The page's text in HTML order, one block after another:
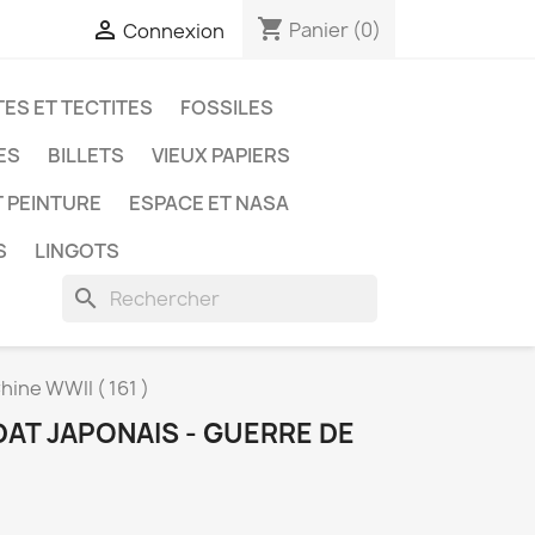
 Connexion shopping_cart Panier (0)
ET TECTITES
FOSSILES
BILLETS
VIEUX PAPIERS
PEINTURE
ESPACE ET NASA
LINGOTS
search
WWII ( 161 )
JAPONAIS - GUERRE DE